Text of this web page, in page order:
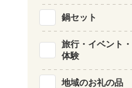
鍋セット
旅行・イベント・
体験
地域のお礼の品